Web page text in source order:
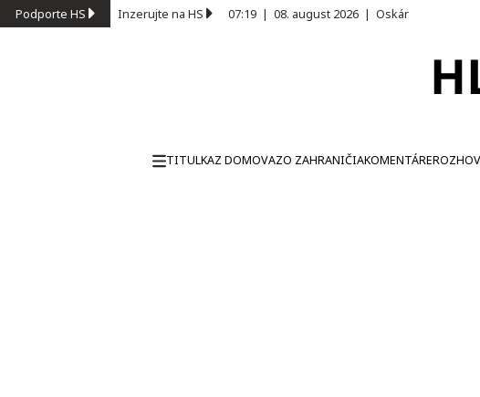
Podporte HS Inzerujte na HS 07:19 | 08. august 2026 | Oskár
TITULKAZ DOMOVAZO ZAHRANIČIAKOMENTÁRE